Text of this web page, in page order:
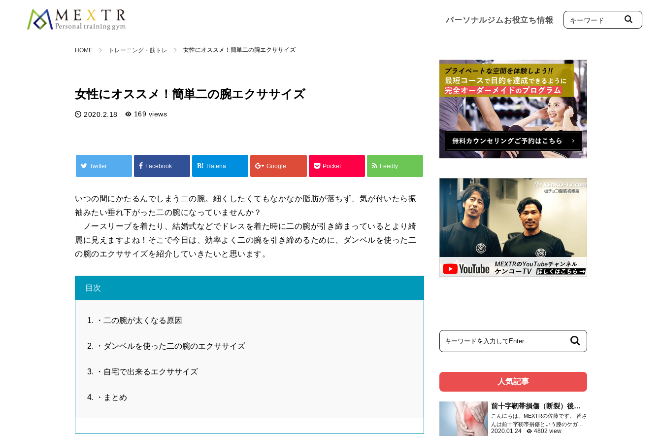
パーソナルジムお役立ち情報
HOME トレーニング・筋トレ 女性にオススメ！簡単二の腕エクササイズ
女性にオススメ！簡単二の腕エクササイズ
2020.2.18 169 views
Twitter Facebook Hatena Google Pocket Feedly
いつの間にかたるんでしまう二の腕。細くしたくてもなかなか脂肪が落ちず、気が付いたら振
袖みたい垂れ下がった二の腕になっていませんか？
ノースリーブを着たり、結婚式などでドレスを着た時に二の腕が引き締まっているとより綺
麗に見えますよね！そこで今日は、効率よく二の腕を引き締めるために、ダンベルを使った二
の腕のエクササイズを紹介していきたいと思います。
目次
・二の腕が太くなる原因
・ダンベルを使った二の腕のエクササイズ
・自宅で出来るエクササイズ
・まとめ
人気記事
前十字靭帯損傷（断裂）後の
リハビリメニュー
こんにちは、MEXTRの佐藤です。 皆さ
んは前十字靭帯損傷という膝のケガを
ご存知ですか？ 膝関節のケガは頻度の
2020.01.24 4802 view